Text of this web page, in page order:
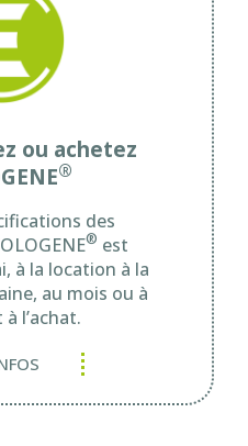
ou achetez
®
des
® est
à la location à la
au mois ou à
à l’achat.